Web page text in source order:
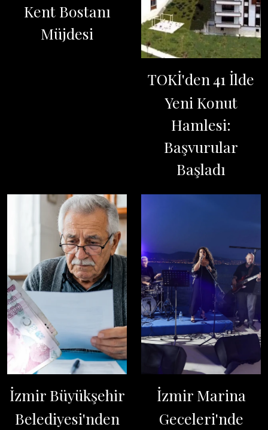
Kent Bostanı
Müjdesi
TOKİ'den 41 İlde
Yeni Konut
Hamlesi:
Başvurular
Başladı
İzmir Büyükşehir
Belediyesi'nden
İzmir Marina
Geceleri'nde